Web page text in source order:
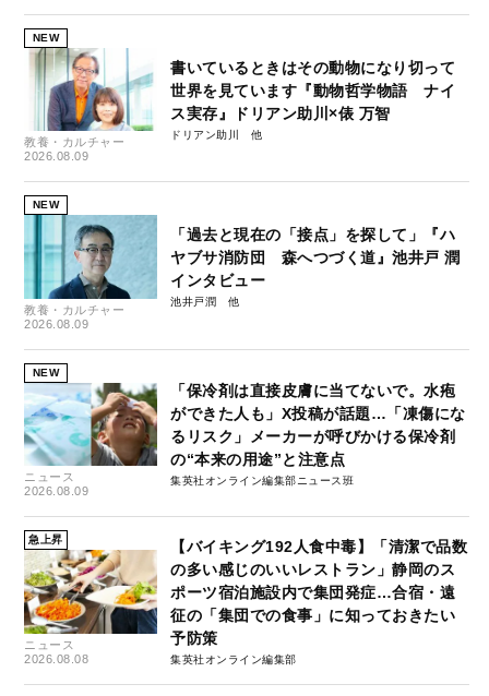
NEW
教養・カルチャー
2026.08.09
書いているときはその動物になり切って
世界を見ています『動物哲学物語 ナイ
ス実存』ドリアン助川×俵 万智
ドリアン助川
NEW
教養・カルチャー
2026.08.09
「過去と現在の「接点」を探して」『ハ
ヤブサ消防団 森へつづく道』池井戸 潤
インタビュー
池井戸潤
NEW
ニュース
2026.08.09
「保冷剤は直接皮膚に当てないで。水疱
ができた人も」X投稿が話題…「凍傷にな
るリスク」メーカーが呼びかける保冷剤
の“本来の用途”と注意点
集英社オンライン編集部ニュース班
急上昇
ニュース
2026.08.08
【バイキング192人食中毒】「清潔で品数
の多い感じのいいレストラン」静岡のス
ポーツ宿泊施設内で集団発症…合宿・遠
征の「集団での食事」に知っておきたい
予防策
集英社オンライン編集部